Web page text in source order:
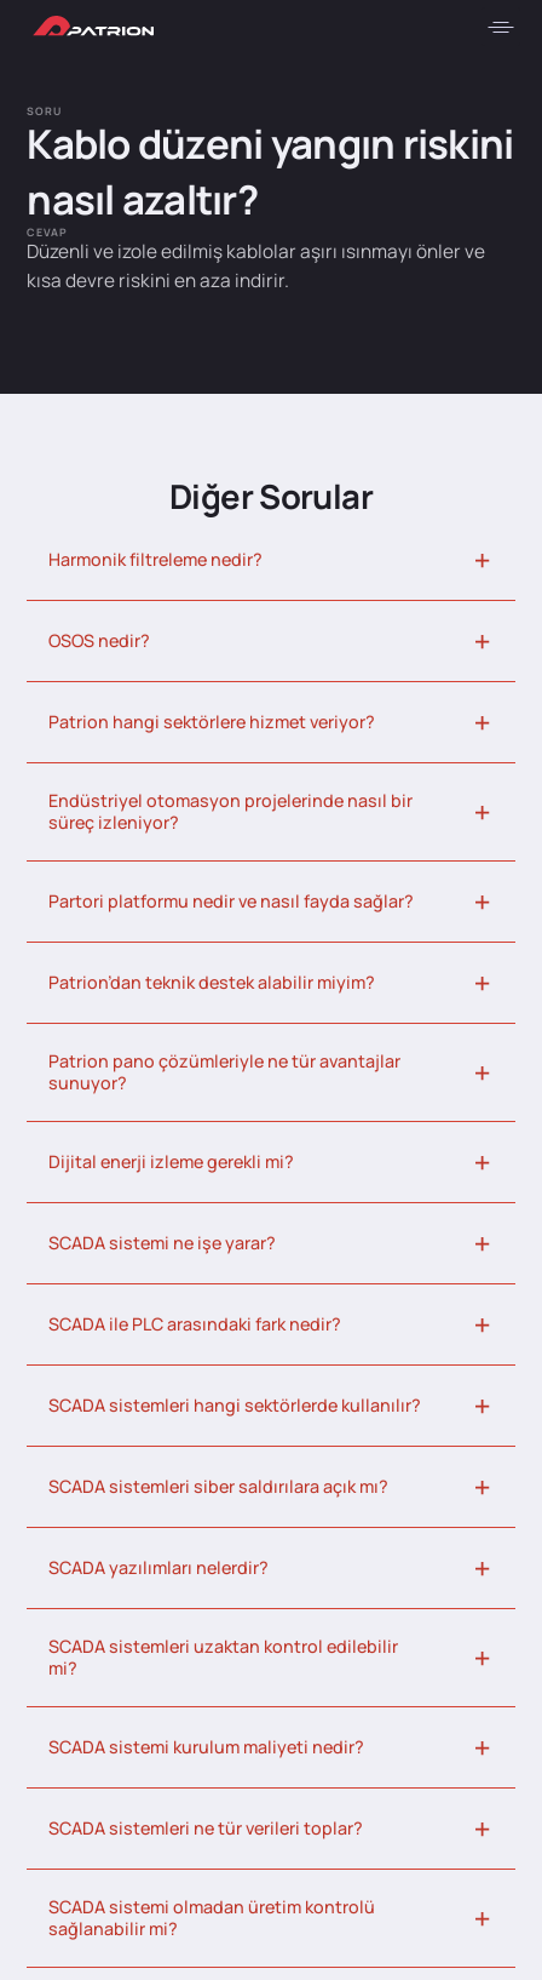
SORU
Kablo düzeni yangın riskini
nasıl azaltır?
CEVAP
Düzenli ve izole edilmiş kablolar aşırı ısınmayı önler ve
kısa devre riskini en aza indirir.
Diğer Sorular
Harmonik filtreleme nedir?
OSOS nedir?
Patrion hangi sektörlere hizmet veriyor?
Endüstriyel otomasyon projelerinde nasıl bir
süreç izleniyor?
Partori platformu nedir ve nasıl fayda sağlar?
Patrion’dan teknik destek alabilir miyim?
Patrion pano çözümleriyle ne tür avantajlar
sunuyor?
Dijital enerji izleme gerekli mi?
SCADA sistemi ne işe yarar?
SCADA ile PLC arasındaki fark nedir?
SCADA sistemleri hangi sektörlerde kullanılır?
SCADA sistemleri siber saldırılara açık mı?
SCADA yazılımları nelerdir?
SCADA sistemleri uzaktan kontrol edilebilir
mi?
SCADA sistemi kurulum maliyeti nedir?
SCADA sistemleri ne tür verileri toplar?
SCADA sistemi olmadan üretim kontrolü
sağlanabilir mi?